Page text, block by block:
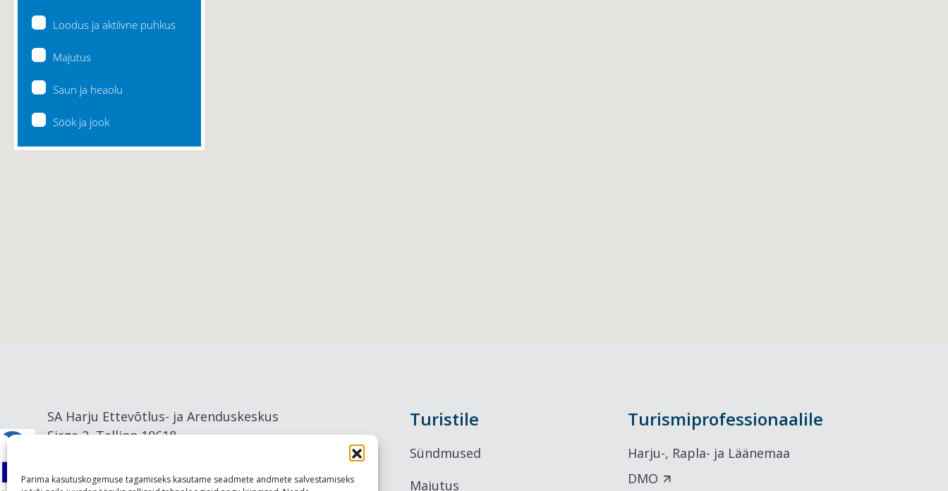
Parima kasutuskogemuse tagamiseks kasutame seadmete andmete salvestamiseks
Loodus ja aktiivne puhkus
Majutus
Saun ja heaolu
Söök ja jook
SA Harju Ettevõtlus- ja Arenduskeskus
Sirge 2, Tallinn 10618
Turistile
Sündmused
Majutus
Turismiprofessionaalile
Harju-, Rapla- ja Läänemaa
DMO